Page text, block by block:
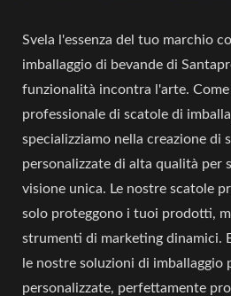
Svela l'essenza del tuo marchio
imballaggio di bevande di
funzionalità incontra l'arte.
professionale di scatole di
specializziamo nella creazione di
personalizzate di alta qualità per
visione unica. Le nostre scatole
solo proteggono i tuoi prodotti,
strumenti di marketing dinamici.
le nostre soluzioni di imballaggio
personalizzate, perfettamente